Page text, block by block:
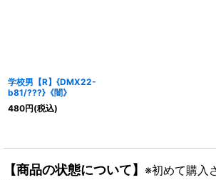
学校男【R】{DMX22-
b81/???}《闇》
480円(税込)
【商品の状態について】 ※初めて購入